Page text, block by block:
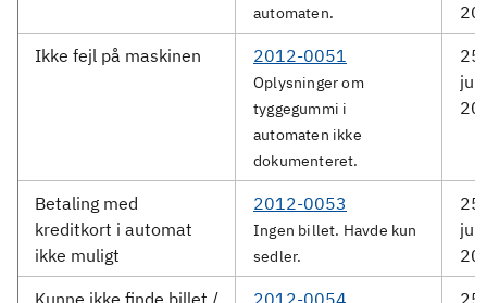
automaten.
Ikke fejl på maskinen
2012-0051
Oplysninger om
tyggegummi i
automaten ikke
dokumenteret.
25.
juni
Betaling med
kreditkort i automat
ikke muligt
2012-0053
Ingen billet. Havde kun
sedler.
25.
juni
Kunne ikke finde billet /
2012-0054 25.